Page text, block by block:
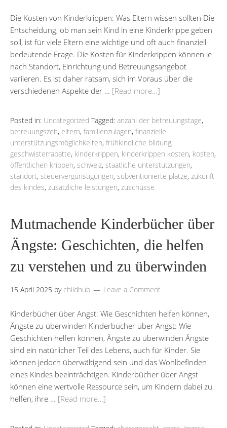
Die Kosten von Kinderkrippen: Was Eltern wissen sollten Die
Entscheidung, ob man sein Kind in eine Kinderkrippe geben
soll, ist für viele Eltern eine wichtige und oft auch finanziell
bedeutende Frage. Die Kosten für Kinderkrippen können je
nach Standort, Einrichtung und Betreuungsangebot
variieren. Es ist daher ratsam, sich im Voraus über die
verschiedenen Aspekte der … [Read more…]
Posted in: Uncategorized Tagged: anzahl der betreuungstage,
betreuungszeit, eltern, familienzulagen, finanzielle
unterstützungsmöglichkeiten, frühkindliche bildung,
geschwisterrabatte, kinderkrippen, kinderkrippen kosten, kosten,
öffentlichen krippen, schweiz, staatliche unterstützungen,
standort, steuervergünstigungen, subventionierte plätze, zukunft
des kindes, zusätzliche leistungen, zuschüsse
Mutmachende Kinderbücher über
Ängste: Geschichten, die helfen
zu verstehen und zu überwinden
15 April 2025 by childhub Leave a Comment
Kinderbücher über Angst: Wie Geschichten helfen können,
Ängste zu überwinden Kinderbücher über Angst: Wie
Geschichten helfen können, Ängste zu überwinden Ängste
sind ein natürlicher Teil des Lebens, auch für Kinder. Sie
können jedoch überwältigend sein und das Wohlbefinden
eines Kindes beeinträchtigen. Kinderbücher über Angst
können eine wertvolle Ressource sein, um Kindern dabei zu
helfen, ihre … [Read more…]